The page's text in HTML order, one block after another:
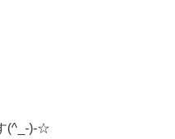
(^_-)-☆